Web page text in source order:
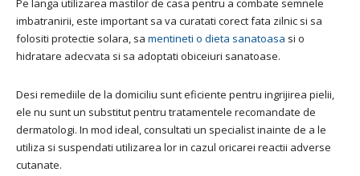
Pe langa utilizarea mastilor de casa pentru a combate semnele
imbatranirii, este important sa va curatati corect fata zilnic si sa
folositi protectie solara, sa mentineti o dieta sanatoasa si o
hidratare adecvata si sa adoptati obiceiuri sanatoase.
Desi remediile de la domiciliu sunt eficiente pentru ingrijirea pielii,
ele nu sunt un substitut pentru tratamentele recomandate de
dermatologi. In mod ideal, consultati un specialist inainte de a le
utiliza si suspendati utilizarea lor in cazul oricarei reactii adverse
cutanate.